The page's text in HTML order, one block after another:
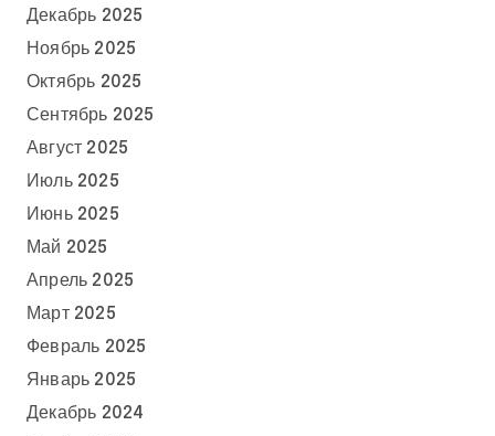
Декабрь 2025
Ноябрь 2025
Октябрь 2025
Сентябрь 2025
Август 2025
Июль 2025
Июнь 2025
Май 2025
Апрель 2025
Март 2025
Февраль 2025
Январь 2025
Декабрь 2024